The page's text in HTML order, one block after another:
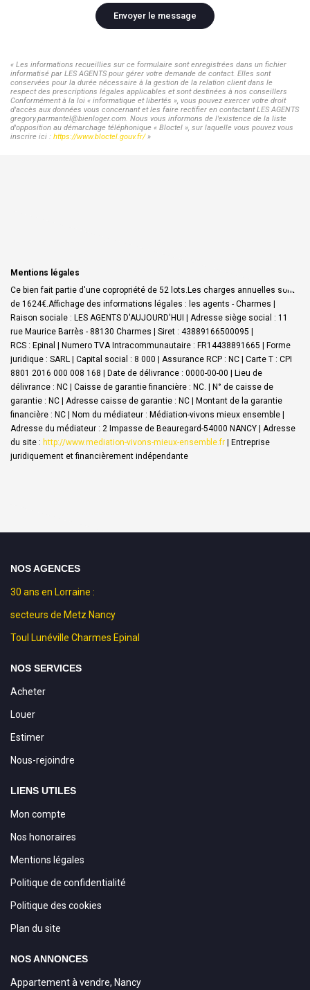
Envoyer le message
« Les informations recueillies sur ce formulaire sont enregistrées dans un fichier
informatisé par LES AGENTS pour gérer votre demande de contact. Elles sont
conservées pour la durée nécessaire à la gestion de la relation client dans le
respect des prescriptions légales applicables et sont destinées à nos conseillers
Conformément à la loi « informatique et libertés », vous pouvez exercer votre droit
d'accès aux données vous concernant et les faire rectifier en contactant LES AGENTS
gregory.parmantel@bienloger.com. Nous vous informons de l'existence de la liste
d'opposition au démarchage téléphonique « Bloctel », sur laquelle vous pouvez vous
inscrire ici : https://www.bloctel.gouv.fr/»
Mentions légales
Ce bien fait partie d'une copropriété de 52 lots.Les charges annuelles sont
de 1624€. Affichage des informations légales : les agents - Charmes |
Raison sociale : LES AGENTS D'AUJOURD'HUI | Adresse siège social : 11
rue Maurice Barrès - 88130 Charmes | Siret : 43889166500095 |
RCS : Epinal | Numero TVA Intracommunautaire : FR14438891665 | Forme
juridique : SARL | Capital social : 8 000 | Assurance RCP : NC | Carte T : CPI
8801 2016 000 008 168 | Date de délivrance : 0000-00-00 | Lieu de
délivrance : NC | Caisse de garantie financière : NC. | N° de caisse de
garantie : NC | Adresse caisse de garantie : NC | Montant de la garantie
financière : NC | Nom du médiateur : Médiation-vivons mieux ensemble |
Adresse du médiateur : 2 Impasse de Beauregard-54000 NANCY | Adresse
du site : http://www.mediation-vivons-mieux-ensemble.fr | Entreprise
juridiquement et financièrement indépendante
NOS AGENCES
30 ans en Lorraine :
secteurs de Metz Nancy
Toul Lunéville Charmes Epinal
NOS SERVICES
Acheter
Louer
Estimer
Nous-rejoindre
LIENS UTILES
Mon compte
Nos honoraires
Mentions légales
Politique de confidentialité
Politique des cookies
Plan du site
NOS ANNONCES
Appartement à vendre, Nancy